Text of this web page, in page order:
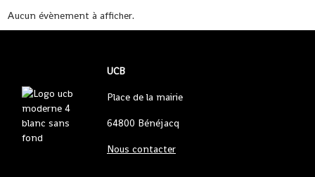
Aucun évènement à afficher.
UCB
Place de la mairie
64800 Bénéjacq
Nous contacter